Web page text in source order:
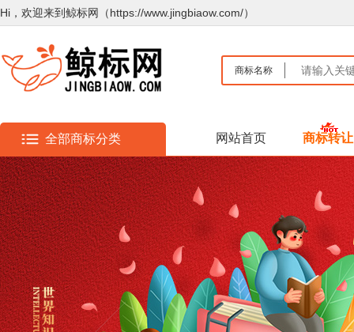
Hi，欢迎来到鲸标网（https://www.jingbiaow.com/）
商标名称
全部商标分类 网站首页 商标转让